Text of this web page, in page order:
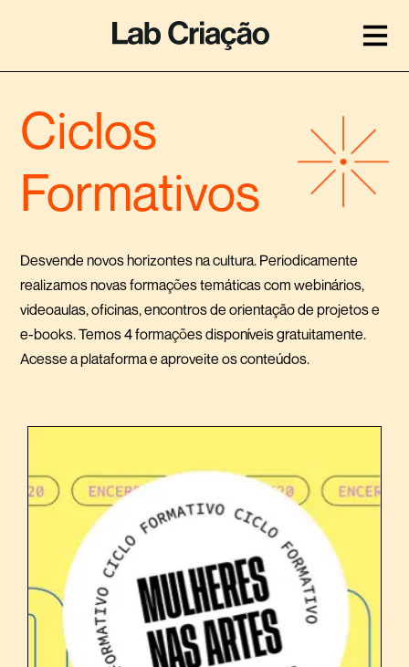
Ciclos
Formativos
Desvende novos horizontes na cultura. Periodicamente
realizamos novas formações temáticas com webinários,
videoaulas, oficinas, encontros de orientação de projetos e
e-books. Temos 4 formações disponíveis gratuitamente.
Acesse a plataforma e aproveite os conteúdos.